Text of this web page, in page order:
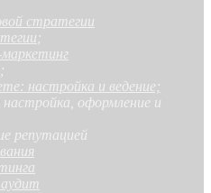
стратегии
;
;
настройка и ведение;
оформление и
репутацией